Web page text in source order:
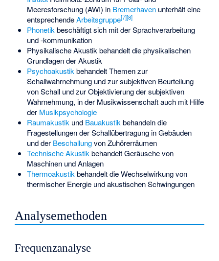
Meeresforschung (AWI) in Bremerhavenunterhält eine
entsprechendeArbeitsgruppe[7][8]
Phonetik beschäftigt sich mit der Sprachverarbeitung
und -kommunikation
Physikalische Akustik behandelt die physikalischen
Grundlagen der Akustik
Psychoakustik behandelt Themen zur
Schallwahrnehmung und zur subjektiven Beurteilung
von Schall und zur Objektivierung der subjektiven
Wahrnehmung, in der Musikwissenschaft auch mit Hilfe
der Musikpsychologie
Raumakustik und Bauakustik behandeln die
Fragestellungen derSchallübertragungin Gebäuden
und der Beschallungvon Zuhörerräumen
Technische Akustik behandelt Geräusche von
Maschinen und Anlagen
Thermoakustik behandelt die Wechselwirkung von
thermischer Energie und akustischen Schwingungen
Analysemethoden
Frequenzanalyse